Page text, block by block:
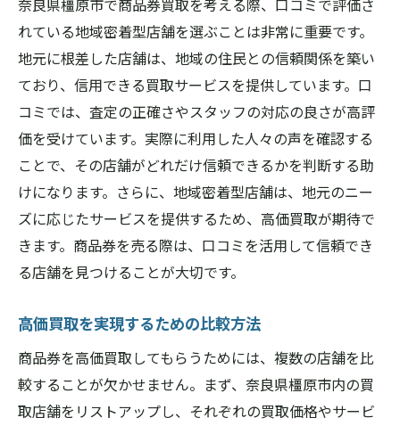
奈良県橿原市で商品券買取を考える際、口コミで評価さ
れている地域密着型店舗を選ぶことは非常に重要です。
地元に根差した店舗は、地域の住民との信頼関係を築い
ており、信用できる買取サービスを提供しています。口
コミでは、査定の正確さやスタッフの対応の良さが高評
価を受けています。実際に利用した人々の声を確認する
ことで、その店舗がどれだけ信頼できるかを判断する助
けになります。さらに、地域密着型店舗は、地元のニー
ズに応じたサービスを提供するため、高価買取が期待で
きます。商品券を売る際は、口コミを活用して信頼でき
る店舗を見つけることが大切です。
高価買取を実現するための比較方法
商品券を高価買取してもらうためには、複数の店舗を比
較することが欠かせません。まず、奈良県橿原市内の買
取店舗をリストアップし、それぞれの買取価格やサービ